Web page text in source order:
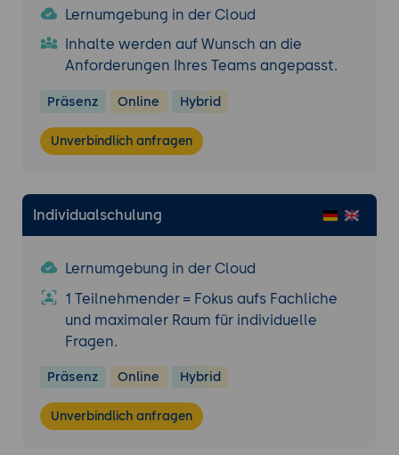
Lernumgebung in der Cloud
Inhalte werden auf Wunsch an die
Anforderungen Ihres Teams angepasst.
Präsenz Online Hybrid
Unverbindlich anfragen
Individualschulung
Lernumgebung in der Cloud
1 Teilnehmender = Fokus aufs Fachliche
und maximaler Raum für individuelle
Fragen.
Präsenz Online Hybrid
Unverbindlich anfragen